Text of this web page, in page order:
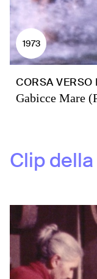
1973
CORSA
Gabicce Mare
Clip